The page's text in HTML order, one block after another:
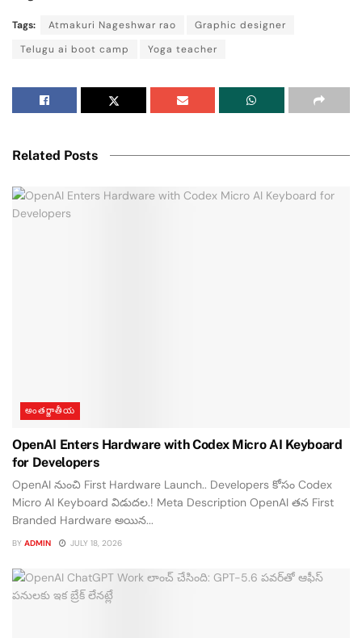
Tags: Atmakuri Nageshwar rao
Graphic designer
Telugu ai boot camp
Yoga teacher
Related Posts
అంతర్జాతీయ
OpenAI Enters Hardware with Codex Micro AI Keyboard
for Developers
OpenAI నుంచి First Hardware Launch.. Developers కోసం Codex
Micro AI Keyboard విడుదల.! Meta Description OpenAI తన First
Branded Hardware అయిన...
BY ADMIN JULY 18, 2026